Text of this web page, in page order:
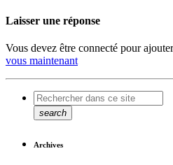
Laisser une réponse
Vous devez être connecté pour
vous maintenant
search
Archives